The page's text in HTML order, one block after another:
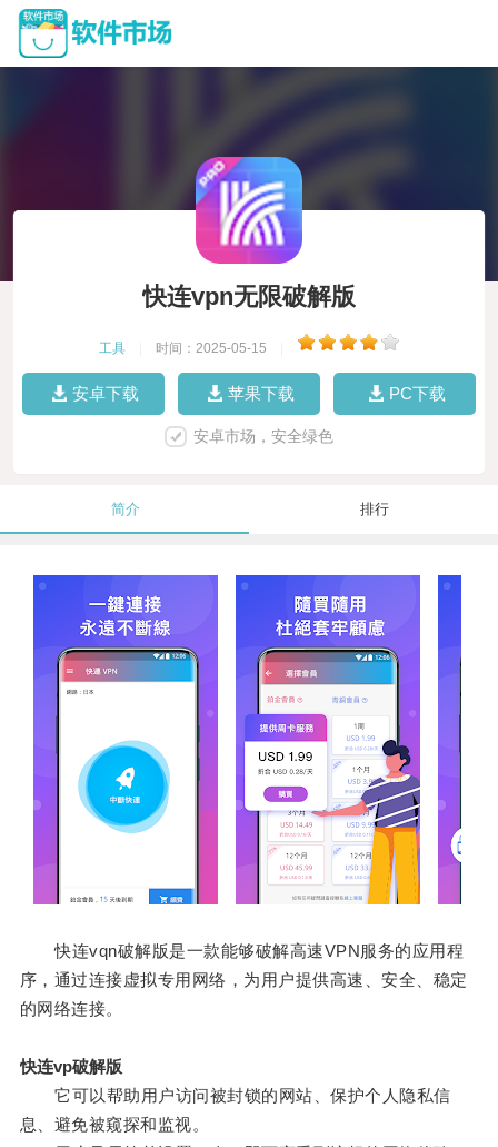
快连vpn无限破解版
工具 时间：2025-05-15
安卓下载 苹果下载 PC下载
安卓市场，安全绿色
简介 排行
快连vqn破解版是一款能够破解高速VPN服务的应用程
序，通过连接虚拟专用网络，为用户提供高速、安全、稳定
的网络连接。
快连vp破解版
它可以帮助用户访问被封锁的网站、保护个人隐私信
息、避免被窥探和监视。